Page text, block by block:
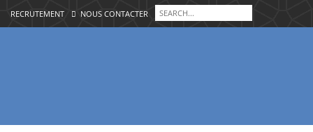
RECRUTEMENT NOUS CONTACTER